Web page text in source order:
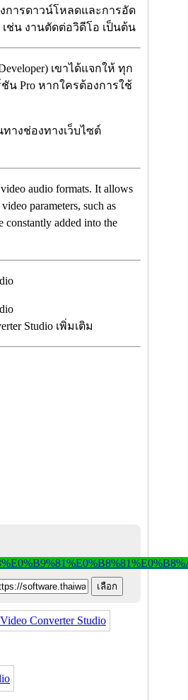
การดาวน์โหลดและการอัด
ช่น งานตัดต่อวิดีโอ เป็นต้น
เขาได้แจกให้ ทุก
น Pro หากใครต้องการใช้
างช่องทางเว็บไซต์
audio formats. It allows
parameters, such as
constantly added into the
Studio เพิ่มเติม
Video Converter Studio